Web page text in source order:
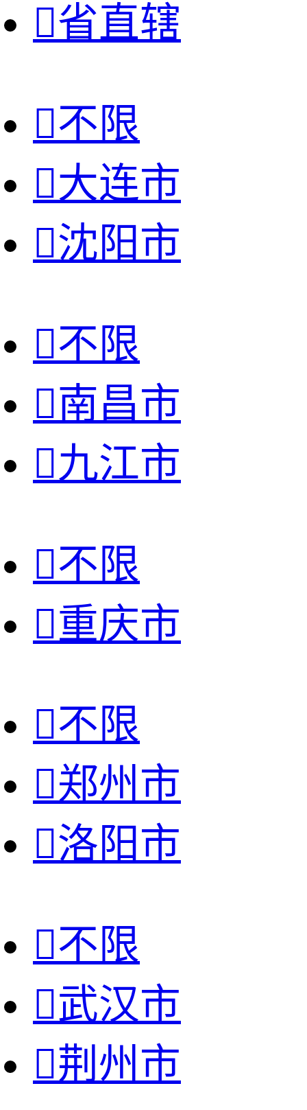
省直辖
不限
大连市
沈阳市
不限
南昌市
九江市
不限
重庆市
不限
郑州市
洛阳市
不限
武汉市
荆州市